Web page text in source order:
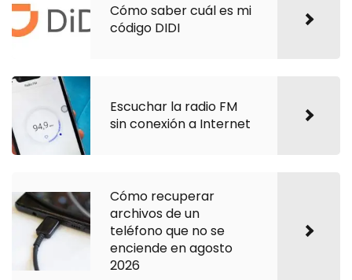
Cómo saber cuál es mi
código DIDI
Escuchar la radio FM
sin conexión a Internet
Cómo recuperar
archivos de un
teléfono que no se
enciende en agosto
2026